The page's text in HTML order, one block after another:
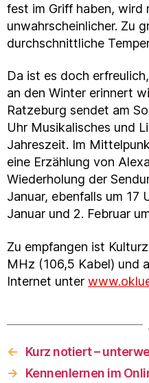
fest im Griff haben, wird
unwahrscheinlicher. Zu
durchschnittliche
Da ist es doch
an den Winter erinnert
Ratzeburg sendet am
Uhr Musikalisches und
Jahreszeit. Im
eine Erzählung von
Wiederholung der
Januar, ebenfalls um 17
Januar und 2. Februar
Zu empfangen ist
MHz (106,5 Kabel) und
Internet unter
←
Kurz notiert –
→
Kennenlernen im